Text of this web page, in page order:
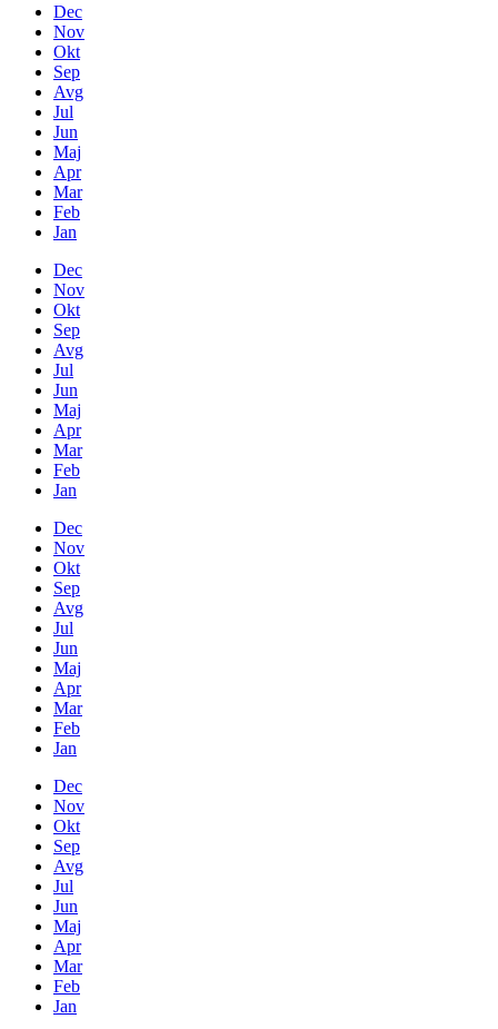
Dec
Nov
Okt
Sep
Avg
Jul
Jun
Maj
Apr
Mar
Feb
Jan
Dec
Nov
Okt
Sep
Avg
Jul
Jun
Maj
Apr
Mar
Feb
Jan
Dec
Nov
Okt
Sep
Avg
Jul
Jun
Maj
Apr
Mar
Feb
Jan
Dec
Nov
Okt
Sep
Avg
Jul
Jun
Maj
Apr
Mar
Feb
Jan